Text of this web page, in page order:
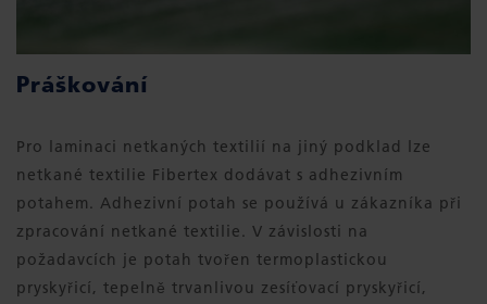
Práškování
Pro laminaci netkaných textilií na jiný podklad lze
netkané textilie Fibertex dodávat s adhezivním
potahem. Adhezivní potah se používá u zákazníka při
zpracování netkané textilie. V závislosti na
požadavcích je potah tvořen termoplastickou
pryskyřicí, tepelně trvanlivou zesíťovací pryskyřicí,